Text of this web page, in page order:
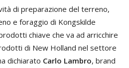
di preparazione del terreno,
e foraggio di Kongskilde
chiave che va ad arricchire
di New Holland nel settore
dichiarato Carlo Lambro, brand